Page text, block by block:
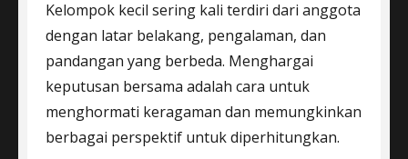
Kelompok kecil sering kali terdiri dari anggota
dengan latar belakang, pengalaman, dan
pandangan yang berbeda. Menghargai
keputusan bersama adalah cara untuk
menghormati keragaman dan memungkinkan
berbagai perspektif untuk diperhitungkan.